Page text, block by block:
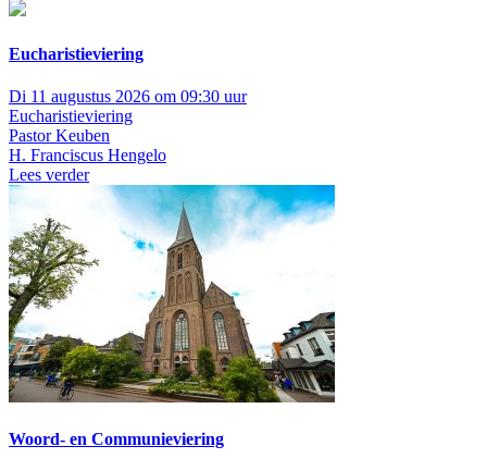
Eucharistieviering
Di 11 augustus 2026 om 09:30 uur
Eucharistieviering
Pastor Keuben
H. Franciscus Hengelo
Lees verder
Woord- en Communieviering